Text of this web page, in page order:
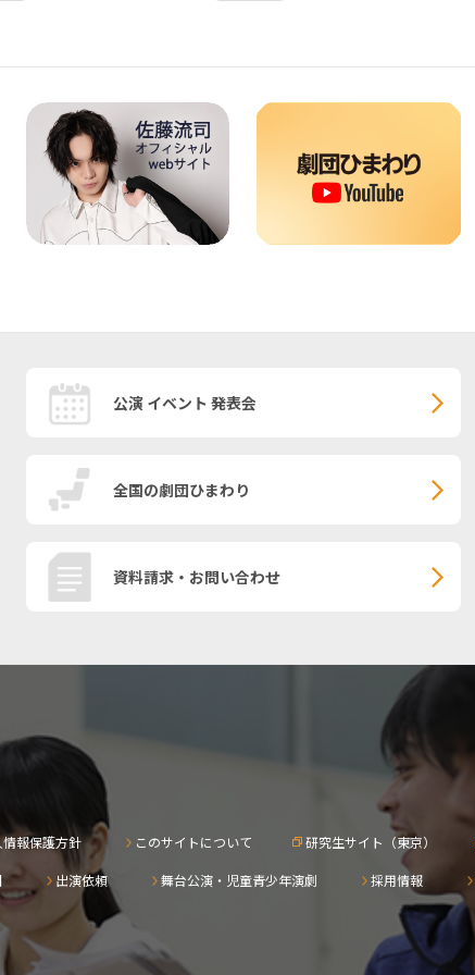
公演 イベント 発表会
全国の劇団ひまわり
資料請求・お問い合わせ
情報保護方針 このサイトについて 研究生サイト（東京）
出演依頼 舞台公演・児童青少年演劇 採用情報